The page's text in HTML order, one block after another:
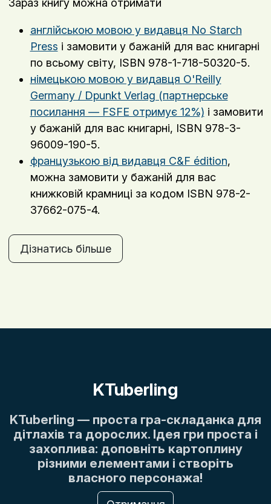
Зараз книгу можна отримати
англійською мовою у видавця No Starch
Press і замовити у бажаній для вас книгарні
по всьому світу, ISBN 978-1-718-50320-5.
німецькою мовою у видавця O'Reilly
Germany / Dpunkt Verlag (партнерське
посилання — FSFE отримує 12%) і замовити
у бажаній для вас книгарні, ISBN 978-3-
96009-190-5.
французькою від видавця C&F édition,
можна замовити у бажаній для вас
книжковій крамниці за кодом ISBN 978-2-
37662-075-4.
Дізнатись більше
KTuberling
KTuberling — проста гра-складанка для
дітлахів та дорослих. Ідея гри проста і
захоплива: доповніть картоплину
різними елементами і створіть
власного персонажа!